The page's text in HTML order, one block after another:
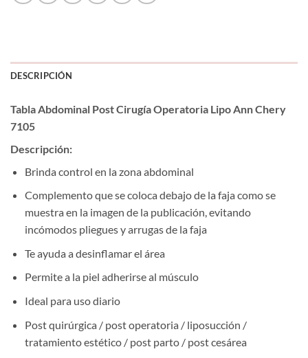
DESCRIPCIÓN
Tabla Abdominal Post Cirugía Operatoria Lipo Ann Chery
7105
Descripción:
Brinda control en la zona abdominal
Complemento que se coloca debajo de la faja como se
muestra en la imagen de la publicación, evitando
incómodos pliegues y arrugas de la faja
Te ayuda a desinflamar el área
Permite a la piel adherirse al músculo
Ideal para uso diario
Post quirúrgica / post operatoria / liposucción /
tratamiento estético / post parto / post cesárea